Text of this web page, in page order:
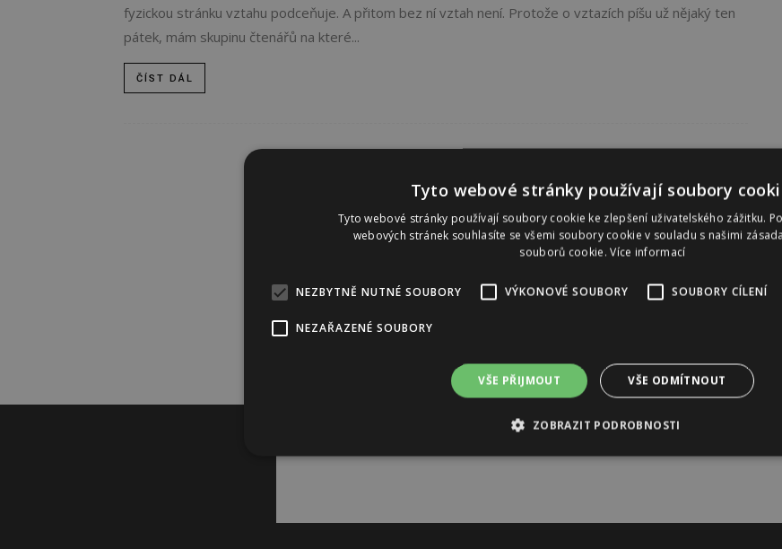
fyzickou stránku vztahu podceňuje. A přitom bez ní vztah není. Protože o vztazích píšu už nějaký ten
pátek, mám skupinu čtenářů na které...
ČÍST DÁL
Reklama
Tyto webové stránky používají soubory
Tyto webové stránky používají soubory cookie ke zlepšení uživatelského zážitku.
webových stránek souhlasíte se všemi soubory cookie v souladu s našimi
souborů cookie.Více informací
NEZBYTNĚ NUTNÉ SOUBORY VÝKONOVÉ SOUBORY SOUBORY CÍLENÍ
NEZAŘAZENÉ SOUBORY
VŠE PŘIJMOUT VŠE ODMÍTNOUT
ZOBRAZIT PODROBNOSTI